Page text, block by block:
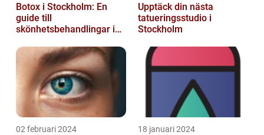
Botox i Stockholm: En
guide till
skönhetsbehandlingar i
Upptäck din nästa
tatueringsstudio i
Stockholm
02 februari 2024 18 januari 2024